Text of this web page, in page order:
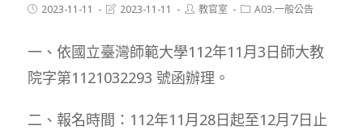
Post2023-11-11
Post2023-11-11
Post教官室
PostA03.一般公告
一、依國立臺灣師範大學112年11月3日師大教
院字第1121032293 號函辦理。
二、報名時間：112年11月28日起至12月7日止